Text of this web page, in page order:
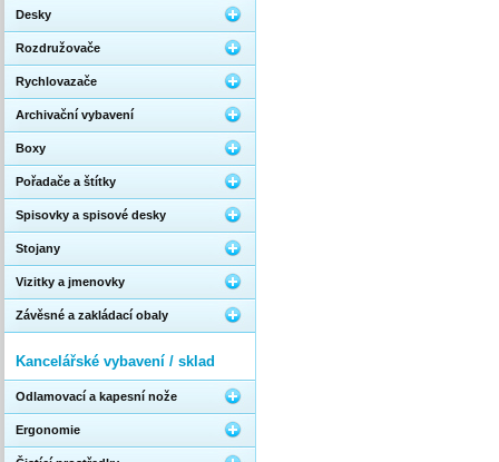
Desky
Rozdružovače
Rychlovazače
Archivační vybavení
Boxy
Pořadače a štítky
Spisovky a spisové desky
Stojany
Vizitky a jmenovky
Závěsné a zakládací obaly
Kancelářské vybavení / sklad
Odlamovací a kapesní nože
Ergonomie